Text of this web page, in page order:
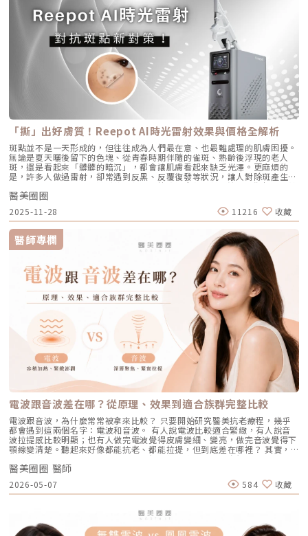
菲洛每年需要打幾次？ 一個完整療程通常包含三次施打，前兩次相隔約一
個月，第三次則可在四到六個月後進行。視個人膚況與需求，也可安排後續
加強療程，以延續效果。Q4：頸紋、手部老化也能打嗎？ 可以。Profhilo
在頸部與手背同樣有良好表現，能改善乾紋與鬆弛，是全方位肌膚重建療
程。Q5：是否適合所有膚質？ 大多數人皆可接受，但孕婦、哺乳中女性與
對玻尿酸過敏者不建議施打。Q6：哪些人適合做Profhilo？需要幾歲才能
做？Profhilo適合有初期老化、乾燥或鬆弛困擾的人，通常建議從30歲以後
就可以評估施作。特別推薦給希望改善膚況，又不想讓五官改變或產生膨脹
感的人。Q7：施打Profhilo會很痛嗎？會不會腫？需要修復期嗎？療程過
程簡單快速，使用極細針在臉部五個特定位點注射，疼痛感輕微。少數人會
有暫時性紅腫或小腫塊，通常幾小時內可自然消退，不會影響日常活動。
Q8：Profhilo成分天然嗎？會不會引起過敏？Profhilo採用高純度、非動
物來源的玻尿酸，不含常見交聯劑成分，安全性高，過敏反應發生機率非常
低，並獲得歐盟CE安全認證。Profhilo璞菲洛是突破傳統玻尿酸觀念的療
程，不以填充為主，而是提升肌膚自癒力與膚質的「逆時針保養」新選擇。
如果你渴望不影響生活的微創保養，並希望從根本改善膚質，Profhilo 絕
對值得你列入考量。在選擇療程前，務必諮詢專業醫師，評估自身膚況與適
合方案，才能真正達到年輕又自然的理想狀態。選擇合法診所、專業醫師與
原廠產品，是安全變美的不二法門。★溫馨提醒★小編要提醒大家，醫療並
非單純的商業交易，所有的療程都伴隨著風險。因此，作為消費者應該謹慎
選擇合適的醫療方案，以確保安全與健康。
統的口服A酸又有什麼不同？以下為您全面解析。頂尖對決：AviClear 戰痘
雷射 vs. CAPRI 藍雷射這兩款都是目前熱門的無藥物抗痘雷射，雖然目標一
致，但「作戰策略」卻截然不同：1. AviClear 戰痘雷射（1726nm）：專
注皮脂腺的「源頭阻斷」作用原理：搭載專利 1726nm 波長，具備極高的
「油脂專一性」，能穿透皮膚精準鎖定並加熱肥大的皮脂腺，使其萎縮。核
心強項：直接從源頭切斷出油量並破壞痘痘的生長環境，主打極長效的抗痘
與控油效果，非常適合追求長期穩定膚況、不想依賴藥物的人。2. CAPRI
藍雷射（1450nm + 450nm）：控油＋殺菌的「雙效複合」作用原理：結
合 1450nm 的熱能來縮減皮脂腺（控油），同時搭配 450nm 藍光直接消
滅表皮的痤瘡桿菌（殺菌）。核心強項：雙管齊下，對於臉上正在急性發
炎、紅腫的痘痘，具有極佳的立即退紅與消炎效果，適合需要快速壓制大面
積發炎的患者。3. 傳統終極武器：口服A酸（Isotretinoin）作用原理：屬
於全身性的系統性治療。它能全面抑制皮脂腺分泌、使皮脂腺萎縮，同時促
進毛囊正常角化，並大幅減少發炎反應與痤瘡桿菌增生。核心強項：能夠一
次打擊痘痘的四大成因，對於嚴重型、結節囊腫型痘痘，或是對其他治療
（包含抗生素、外用藥膏）無效的頑固型痘痘，具有極高的治癒率與長效
性。需注意事項：伴隨較明顯的副作用，最常見包含嘴唇乾裂、皮膚乾燥脫
皮、眼睛乾澀等。此外，孕婦絕對禁用（具致畸胎性），療程期間需配合醫
師定期抽血監測肝功能與血脂，且通常需持續服用數個月至一年以上以達到
「雷射波長」與「對油脂的吸收破壞力」。簡單來說，藍雷射主打「控油加
殺菌」的雙效機制，適合用來對付輕中度的痘痘與毛孔粗大問題；而
1726nm 的戰痘雷射則是專為「阻斷皮脂腺」而生，能精準且深度地破壞
出油源頭，因此更適合用來拯救中重度發炎、滿臉油光，以及長年反覆發作
的頑固型痘痘肌。誰最適合打 AviClear 戰痘雷射？如果符合以下任一情
況，AviClear 將會是非常值得評估的投資： 口服藥物恐懼或不適應者：曾
經吃過口服 A 酸但無法忍受乾燥脫皮，或是抽血發現肝指數異常而被迫停藥
的人。 備孕中或哺乳中的女性：口服 A 酸有強烈的致畸胎性，停藥後仍需
避孕一段時間；而戰痘雷射純粹是物理性光電治療，對全身系統無影響（但
孕婦本身基於安全考量，雷射療程前仍須經醫師評估）。 滿臉油光、毛孔
粗大者：即使目前沒有嚴重的發炎痘痘，但深受「中東油田」困擾，希望從
根本減少出油量的人。 作息不正常、壓力型成人痘：針對因為熬夜、壓力
大導致賀爾蒙波動，進而反覆在下巴、兩頰爆發的成人痘，精準破壞皮脂腺
能有效阻斷復發。 深色肌膚患者：過去許多雷射（如脈衝光、某些淨膚雷
射）在深色肌膚上容易引發熱傷害或色素沉澱（反黑）。AviClear 的
1726nm 波長針對的是「油脂」而非「黑色素」，因此適用於 Fitzpatrick
膚色分類的 I 到 VI 型（包含極深色肌膚），安全性極高。AviClear 戰痘雷
射 常見 QA 總整理在決定進行療程前，大家心中難免還有一些疑問。我們
整理了討論度最高的幾個問題：Q1：打 AviClear 戰痘雷射會痛嗎？需要敷
麻藥嗎？A：疼痛度極低，多數患者甚至不需要敷麻藥！怕痛的人有福了！
AviClear 搭載了專利的「AviCool™ 藍寶石冷卻技術」，探頭在雷射擊發的
前、中、後都會持續為肌膚表面降溫。治療過程中，主要會感覺到探頭冰冰
涼涼的，伴隨輕微的溫熱感或是像被橡皮筋輕彈的感覺。相較於傳統雷射或
手工清粉刺的痛楚，整體舒適度大幅提升，輕鬆就能完成療程。Q2：我現
在正在吃口服 A 酸，可以打 AviClear 嗎？A：建議先與主治醫師討論。一
般來說，口服 A 酸會讓皮膚變得比較薄且脆弱。多數醫師會建議在停用口服
A 酸至少 1 到 3 個月後，讓皮膚屏障稍微恢復，再來進行雷射治療會比較
安全。Q3：如果我只有局部（例如下巴）長痘痘，可以只打局部嗎？A：通
常建議「全臉治療」效果最佳。皮脂腺是分佈在全臉的，雖然目前只有下巴
在發炎，但其他區域的皮脂腺可能也處於過度活躍的狀態。全臉均勻施打可
以達到整體控油、預防其他部位未來爆發的效果。當然，醫師在施打時，會
針對正在發炎的嚴重區域特別加強能量。Q4：三次療程結束後，一輩子都
幅萎縮皮脂腺，把出油量降到極低，讓長痘痘的機率降到最低。但人體是有
自我修復機制的，經過數年後，部分皮脂腺可能會慢慢恢復部分功能。此
外，極端的壓力、嚴重的賀爾蒙失調依然可能引發零星的痘痘。但整體來
常，這些廢棄角質就會和皮脂、空氣中的髒污混合在一起，死死地堵塞在毛
孔開口。久而久之，毛孔就像被塞了軟木塞一樣，被越撐越大。3. 【老化型
毛孔】：膠原蛋白流失的初老警報真皮層中的「膠原蛋白」和「彈力蛋白」
就像是撐起毛孔的堅固地基。隨著年齡增長，或是長期不防曬導致的「光老
化」，地基流失、失去支撐力，毛孔邊緣的肌膚就會順著地心引力往下垂。
4. 【缺水型毛孔】：肌膚乾旱造成的表面危機這點常被許多人忽略！當角質
層極度缺水時，毛孔周圍的表皮細胞會像失去水分的蘋果一樣乾癟、萎縮，
無法飽滿排列。在細胞與細胞之間的縫隙變大之下，視覺上毛孔就顯得非常
明顯。5. 【疤痕型毛孔】：手癢硬擠留下的歷史遺跡嚴格來說這已經是「痘
疤」的範疇。過去長了嚴重的發炎性青春痘，或是手癢過度暴力擠壓，導致
真皮層組織嚴重受損。在傷口修復的過程中產生了纖維化拉扯，最終形成不
可逆的凹洞。6. 【蟎蟲型毛孔】：隱形的微小房客在作怪我們的臉上本來就
有共生的「蠕形蟎蟲」，但當免疫力下降、皮脂分泌失衡，或是過度清潔破
壞皮脂膜時，蟎蟲就會大量異常繁殖。牠們會啃食皮脂、進出毛囊，蟲體的
排泄物與屍體會引發毛囊發炎，進而把毛孔撐大。如何從日常居家保養穩住
毛孔不失控？雖然保養品無法讓已經擴大的毛孔完全「縮回」，但正確的居
家保養，能幫助控制毛孔不再進一步擴張，並改善整體膚質的平滑度。1. 溫
和清潔，不過度刺激：選擇胺基酸系等溫和潔顏產品，一天清潔 1～2 次即
可。避免頻繁使用磨砂或強力去角質產品，以減少對皮膚屏障的刺激。2. 適
度使用酸類，幫助代謝角質：對於油脂分泌較旺或粉刺型毛孔，可在醫師或
專業建議下使用酸類保養品： 水楊酸（BHA）：脂溶性，能深入毛孔幫助
油脂代謝，常用於黑頭與粉刺調理。 果酸（AHA，如甘醇酸、乳酸）：主要
作用於表層角質更新，改善肌膚粗糙。 杏仁酸：屬於果酸的一種但兼具親
脂特性，屬較溫和的酸類選擇。3. 抗老成分 A醇（Retinol）：A醇是目前研
究較完整的抗老成分之一，可促進表皮更新，並間接支持膠原蛋白生成，對
於老化型毛孔與膚質粗糙有一定幫助。但 A醇具有刺激性，建議採取低濃
度、循序漸進方式建立耐受。4. 防曬是關鍵保護：紫外線是造成膠原蛋白流
失與肌膚老化的重要因素之一。長期日曬會加速毛孔鬆弛，因此無論晴雨都
應確實做好防曬（塗抹防曬乳或物理性遮蔽）。醫美療程如何精準對抗毛孔
粗大？如果你期待的是肉眼可見的改善幅度，相比起日常保養，專業的醫美
療程通常會是更直接且具效率的選擇之一。隨著醫美科技的不斷進步，針對
不同成因的毛孔問題都有相對應的解方！1. 溫和深層清潔：海菲秀
（HydraFacial）原理：屬於非侵入性的保養。利用專利的負壓水渦流技
術，溫和無痛地吸出毛孔深層的黑頭、白頭粉刺與多餘皮脂，同時導入高濃
度的保濕與抗氧化精華。適合誰：出油粉刺型毛孔、怕痛不敢打雷射、想作
為重要活動前的急救保養者。效果與特色：做完當下皮膚立刻感受到「會呼
吸」的潔淨感，毛孔因為髒污被清空並喝飽水，視覺上會立刻變得細緻，且
無恢復期。2. 光電雷射：皮秒雷射（搭配特殊透鏡）原理：皮秒雷射
（Pico Laser）是目前詢問度最高的縮毛孔療程。核心在於加上了「蜂巢透
鏡」或「聚焦透鏡」。這能在不破壞表皮的情況下，將雷射光束匯聚，在真
皮層產生「空泡效應（LIOB）」。這就像是在皮膚深層進行微小的破壞，
藉此喚醒肌膚的自癒機制，大量刺激膠原蛋白與彈力纖維新生，進而把毛孔
周圍的凹陷給「撐」起來。適合誰：輕中度的老化型毛孔、輕微淺層痘疤、
想同時改善膚色不均與暗沉的人。效果與特色：熱傷害小，術後通常只會紅
腫1~3天，幾乎不影響日常生活。是目前 CP 值極高的定期保養型雷射。3.
重度凹洞救星：UP雷射原理：如果是屬於嚴重的「疤痕/凹洞型毛孔」，皮
秒雷射可能不夠力，這時候就需要汽化型雷射上場。例如 UP雷射
（UltraPulse），它能將能量精準且極深地打入真皮層甚至皮下組織，切斷
硬化的纖維化疤痕組織，進行深層的肌膚重建。適合誰：嚴重的冰鑿型痘
疤、嚴重凹洞型毛孔粗大。效果與特色：效果非常強大且顯著，但相對的
「破壞力」也強。術後會有明顯的點狀結痂、流組織液，恢復期較長（約需
波 Exion、無限電波 Potenza）原理：結合了「微針」與「電波（RF）」
雙重優勢。透過極細的微針穿透表皮，在到達真皮層特定深度時瞬間釋放電
波熱能。這不僅能刺激膠原蛋白與彈力蛋白重組（改善老化型毛孔），微針
「撕」出好膚質！Reepot AI時光雷射效果與價格全解析
斑點並不是一天形成的，但往往成為人們最在意、也最難處理的肌膚困擾。
無論是夏天曬後留下的色塊、從青春時期伴隨的雀斑、熟齡後浮現的老人
斑，還是看起來「髒髒的暗沉」，都會讓肌膚看起來缺乏光澤。更麻煩的
是，許多人做過雷射，卻常遇到反黑、反覆復發等狀況，讓人對除斑產生陰
影。 Reepot AI時光雷射（仿單名為「蕾璞釹雅各雷射系統」，衛部醫器輸
字第 037165 號）自 2025 年 7 月上市後便迅速受到關注，被視為色素治
療領域重要新進展。它重新定義了傳統除斑的思維，將以往以熱能為主的
「燒灼式破壞」，轉變為更精準、更可控的「震碎式處理」，再結合 AI 影
像分析與超冷卻保護，使治療不僅更安全、也更貼近現代人追求的舒適與高
效率。對於過去因反黑、修復期長或效果不均而猶豫的族群而言，Reepot
的出現為除斑帶來全新的可能。 這篇文章就帶你理解Reepot 到底怎麼運
作？和你聽過的皮秒、傳統雷射有什麼不同？誰適合做、誰不適合？效果、
術後照護、價格又是多少呢？希望能讓你在做選擇前，有完整且中立的參
考。為什麼斑點這麼難纏？了解色素成因，是選擇療程前最重要的一步許多
人以為斑點只是「曬太陽造成的色塊」，但實際上臉上的每一顆斑，都可能
有不同來源。色素形成的原因多元，深度位置也不相同，因此在治療上自然
不能以單一方式應對。常見的斑點來源包括：一、紫外線長期累積的影響日
曬會刺激黑色素細胞活躍，形成曬斑、雀斑或不均勻暗沉。二、基因與體質
因素有些人天生黑色素細胞較敏感，斑點更容易在年輕時就出現。三、荷爾
蒙波動包含懷孕、避孕藥、壓力、作息不穩等，都可能使色素活躍，例如熟
知的肝斑。四、發炎後色素沉澱（PIH）痘痘、皮膚受傷、過度刺激後，都
可能留下深淺不一的色沉。以上原因造成斑點呈現不同的「深度」「密度」
與「分布」，也使除斑變得不再只是把黑色素擊散這麼簡單。只要能量不
足，改善有限；能量過強，又可能刺激皮膚，造成修復期延長、色素反應，
甚至讓斑點反覆出現。也因為色素問題本身複雜，傳統除斑療程才會讓人覺
得「效果不一定穩定」。要真正提高治療的成功率，關鍵就在於是否能更精
準、穩定地處理不同深度的黑色素，同時降低熱傷害。什麼是 Reepot AI時
光雷射？從技術重新理解除斑Reepot AI時光雷射是一款以 532 nm 綠光為
基礎，並結合 AI 影像分析的智慧型色素雷射，已通過美國 FDA、韓國
KFDA 與台灣 TFDA 核可。它的設計目的，是讓除斑治療更精準、更安全，
也更符合亞洲膚質對低熱傷害的需求。透過AI智慧影像掃描技術，系統能先
辨識斑點的深度與分布，使能量設定更具科學依據。在治療作用上，
Reepot 搭載超低溫冷卻機制，能在能量擊發的同時以低溫保護皮膚，降低
紅腫與熱刺激。其能量原理以機械式震動分散黑色素為主，而非單純依賴高
熱破壞，因此對周邊組織更溫和。簡單來說，它讓除斑從過去較不穩定的模
式，提升為更可控、恢復期更短的療程設計。Reepot 三大核心技術：讓除
斑更精準、安全、穩定在眾多除斑雷射中，Reepot 之所以被視為新一代的
術，不只是把能量打在斑點上，而是以更科學、更安全的方式處理色素問
題。AutoDerm 智慧影像分析系統在正式治療前，系統會先掃描肌膚，辨識
每一處斑點的分布、深度與範圍。這讓醫師不再只依賴肉眼判斷，而是能透
醫美圈圈
2025-11-28 11216 收藏
醫師專欄
電波跟音波差在哪？從原理、效果到適合族群完整比較
電波跟音波，為什麼常常被拿來比較？ 只要開始研究醫美抗老療程，幾乎
都會遇到這兩個名字：電波和音波。 有人說電波比較適合緊緻，有人說音
波拉提感比較明顯；也有人做完電波覺得皮膚變細、變亮，做完音波覺得下
顎線變清楚。聽起來好像都能抗老、都能拉提，但到底差在哪裡？ 其實，
電波和音波最大的差別，不是「哪一個比較厲害」，而是它們使用的能量不
同、作用的層次不同，適合處理的老化問題也不同。 簡單來說： 電波偏向
改善皮膚的鬆、細紋、膚質與緊緻度。 音波偏向改善輪廓的垂、嘴邊肉、
下顎線與深層支撐。 例如：如果把臉比喻成一棟房子，電波比較像是在整
理牆面，讓表面變得更平整、更緊；音波則比較像是在加強地基與支撐結
拉提使用的是 RF 射頻能量。RF 是 Radiofrequency 的縮寫。原理是透過
射頻能量在皮膚組織中產生熱能，讓膠原蛋白受熱收縮，並啟動後續的膠原
醫美圈圈 醫師
2026-05-07 584 收藏